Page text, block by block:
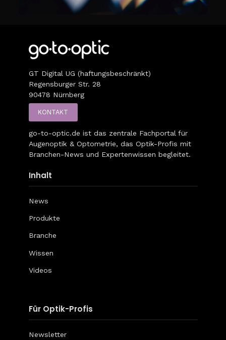
GT Digital UG (haftungsbeschränkt)
Regensburger Str. 28
90478 Nürnberg
KONTAKT
go-to-optic.de ist das zentrale Fachportal für
Augenoptik & Optometrie, das Optik-Profis mit
Branchen-News und Expertenwissen begleitet.
Inhalt
News
Produkte
Branche
Wissen
Videos
Für Optik-Profis
Newsletter